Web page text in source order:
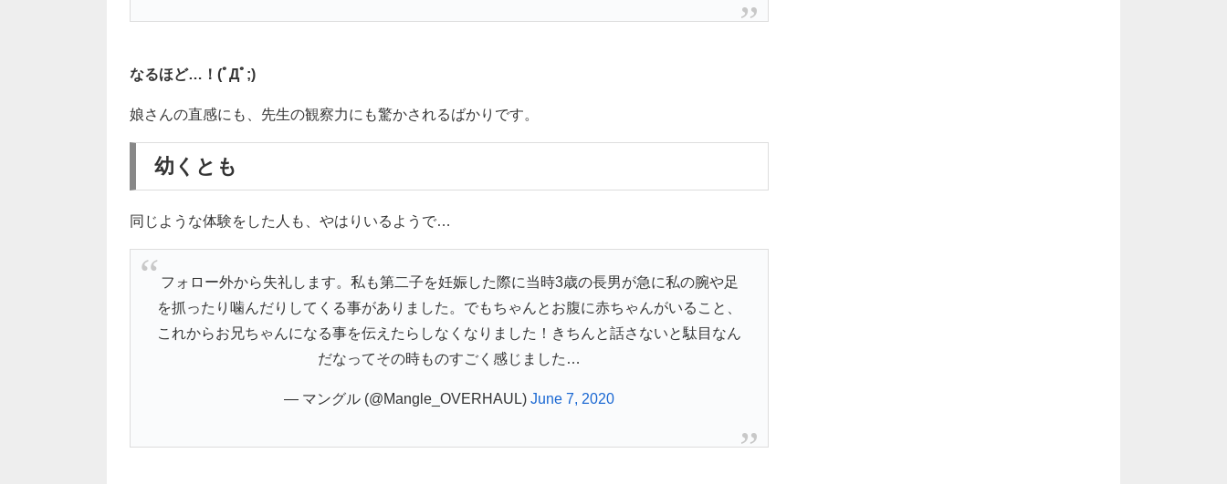
なるほど…！(ﾟДﾟ;)
娘さんの直感にも、先生の観察力にも驚かされるばかりです。
幼くとも
同じような体験をした人も、やはりいるようで…
フォロー外から失礼します。私も第二子を妊娠した際に当時3歳の長男が急に私の腕や足
を抓ったり噛んだりしてくる事がありました。でもちゃんとお腹に赤ちゃんがいること、
これからお兄ちゃんになる事を伝えたらしなくなりました！きちんと話さないと駄目なん
だなってその時ものすごく感じました…
— マングル (@Mangle_OVERHAUL) June 7, 2020